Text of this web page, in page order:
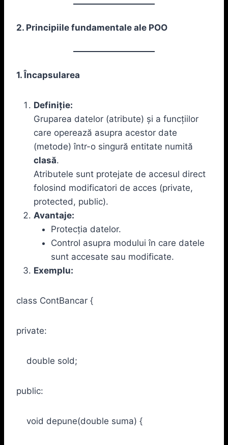
2. Principiile fundamentale ale POO
1. Încapsularea
Definiție:
Gruparea datelor (atribute) și a funcțiilor
care operează asupra acestor date
(metode) într-o singură entitate numită
clasă.
Atributele sunt protejate de accesul direct
folosind modificatori de acces (private,
protected, public).
Avantaje:
Protecția datelor.
Control asupra modului în care datele
sunt accesate sau modificate.
Exemplu:
class ContBancar {
private:
double sold;
public:
void depune(double suma) {